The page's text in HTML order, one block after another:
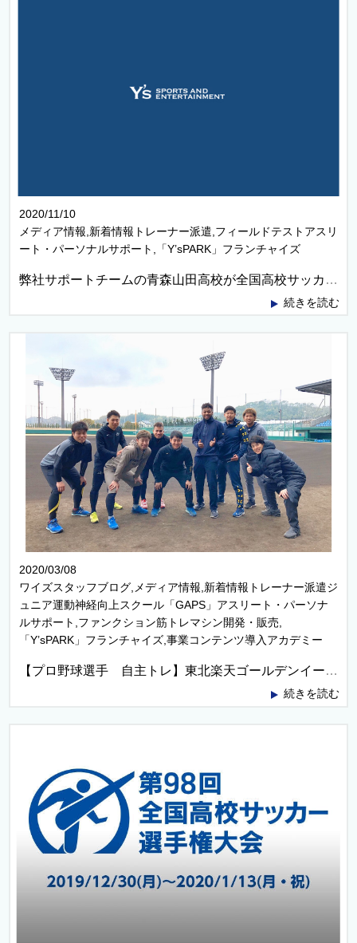
2020/11/10
メディア情報,新着情報トレーナー派遣,フィールドテストアスリ
ート・パーソナルサポート,「Y’sPARK」フランチャイズ
弊社サポートチームの青森山田高校が全国高校サッカー選手権青森大会に優勝しました！！
続きを読む
2020/03/08
ワイズスタッフブログ,メディア情報,新着情報トレーナー派遣ジ
ュニア運動神経向上スクール「GAPS」アスリート・パーソナ
ルサポート,ファンクション筋トレマシン開発・販売,
「Y’sPARK」フランチャイズ,事業コンテンツ導入アカデミー
【プロ野球選手 自主トレ】東北楽天ゴールデンイーグルス 浅村栄斗選手、埼玉西武ライオンズ外崎修汰選手含む8名の合同自主トレ帯同
続きを読む